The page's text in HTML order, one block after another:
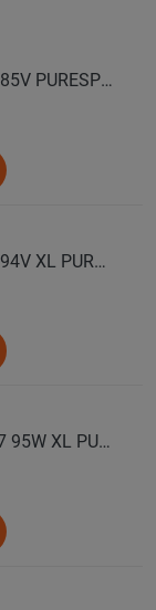
COMFORSER Автошина 195/55 R15 85V PURESPEED лето
COMFORSER Автошина 205/55 R16 94V XL PURESPEED лето
COMFORSER Автошина 205/55 ZR17 95W XL PURESPEED лето